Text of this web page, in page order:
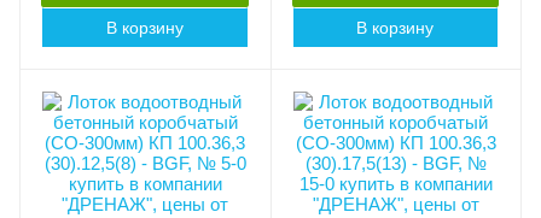
Артикул
1000
В корзину
Артикул
40130000
1000
В корзину
Высота внешняя (мм)
125
Ширина внешняя (мм)
363
Высота внешняя (мм)
175
Ширина внешняя (мм)
363